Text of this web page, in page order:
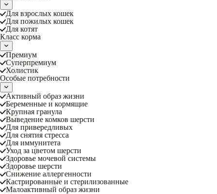
Для взрослых кошек
Для пожилых кошек
Для котят
Класс корма
Премиум
Суперпремиум
Холистик
Особые потребности
Активный образ жизни
Беременные и кормящие
Крупная гранула
Выведение комков шерсти
Для привередливых
Для снятия стресса
Для иммунитета
Уход за цветом шерсти
Здоровье мочевой системы
Здоровье шерсти
Снижение аллергенности
Кастрированные и стерилизованные
Малоактивный образ жизни